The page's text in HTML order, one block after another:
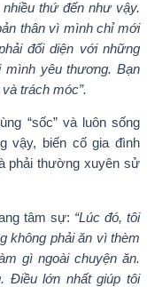
thứ đến như vậy.
thân vì mình chỉ mới
đối diện với những
mình yêu thương. Bạn
trách móc”.
“sốc” và luôn sống
vậy, biến cố gia đình
phải thường xuyên sử
tâm sự: “Lúc đó, tôi
không phải ăn vì thèm
gì ngoài chuyện ăn.
Điều lớn nhất giúp tôi